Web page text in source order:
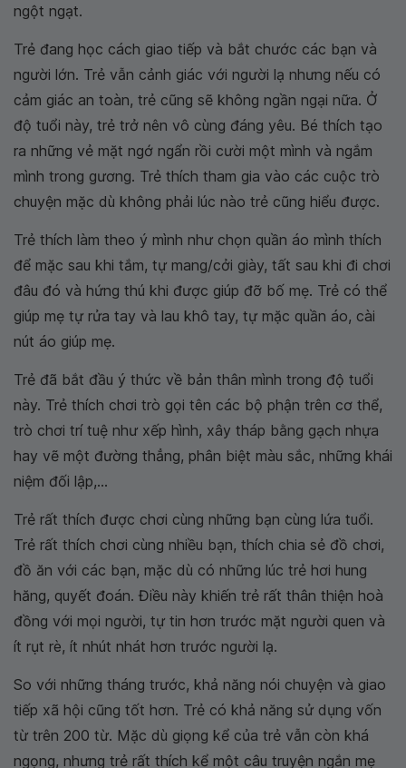
ngột ngạt.
Trẻ đang học cách giao tiếp và bắt chước các bạn và
người lớn. Trẻ vẫn cảnh giác với người lạ nhưng nếu có
cảm giác an toàn, trẻ cũng sẽ không ngần ngại nữa. Ở
độ tuổi này, trẻ trở nên vô cùng đáng yêu. Bé thích tạo
ra những vẻ mặt ngớ ngẩn rồi cười một mình và ngắm
mình trong gương. Trẻ thích tham gia vào các cuộc trò
chuyện mặc dù không phải lúc nào trẻ cũng hiểu được.
Trẻ thích làm theo ý mình như chọn quần áo mình thích
để mặc sau khi tắm, tự mang/cởi giày, tất sau khi đi chơi
đâu đó và hứng thú khi được giúp đỡ bố mẹ. Trẻ có thể
giúp mẹ tự rửa tay và lau khô tay, tự mặc quần áo, cài
nút áo giúp mẹ.
Trẻ đã bắt đầu ý thức về bản thân mình trong độ tuổi
này. Trẻ thích chơi trò gọi tên các bộ phận trên cơ thể,
trò chơi trí tuệ như xếp hình, xây tháp bằng gạch nhựa
hay vẽ một đường thẳng, phân biệt màu sắc, những khái
niệm đối lập,...
Trẻ rất thích được chơi cùng những bạn cùng lứa tuổi.
Trẻ rất thích chơi cùng nhiều bạn, thích chia sẻ đồ chơi,
đồ ăn với các bạn, mặc dù có những lúc trẻ hơi hung
hăng, quyết đoán. Điều này khiến trẻ rất thân thiện hoà
đồng với mọi người, tự tin hơn trước mặt người quen và
ít rụt rè, ít nhút nhát hơn trước người lạ.
So với những tháng trước, khả năng nói chuyện và giao
tiếp xã hội cũng tốt hơn. Trẻ có khả năng sử dụng vốn
từ trên 200 từ. Mặc dù giọng kể của trẻ vẫn còn khá
ngọng, nhưng trẻ rất thích kể một câu truyện ngắn mẹ